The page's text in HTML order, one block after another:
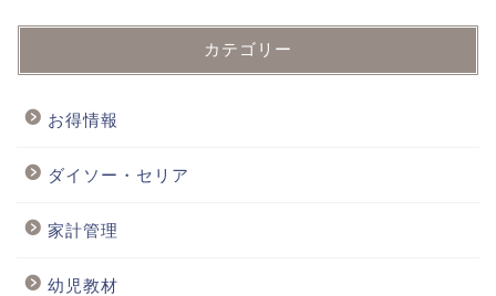
カテゴリー
お得情報
ダイソー・セリア
家計管理
幼児教材